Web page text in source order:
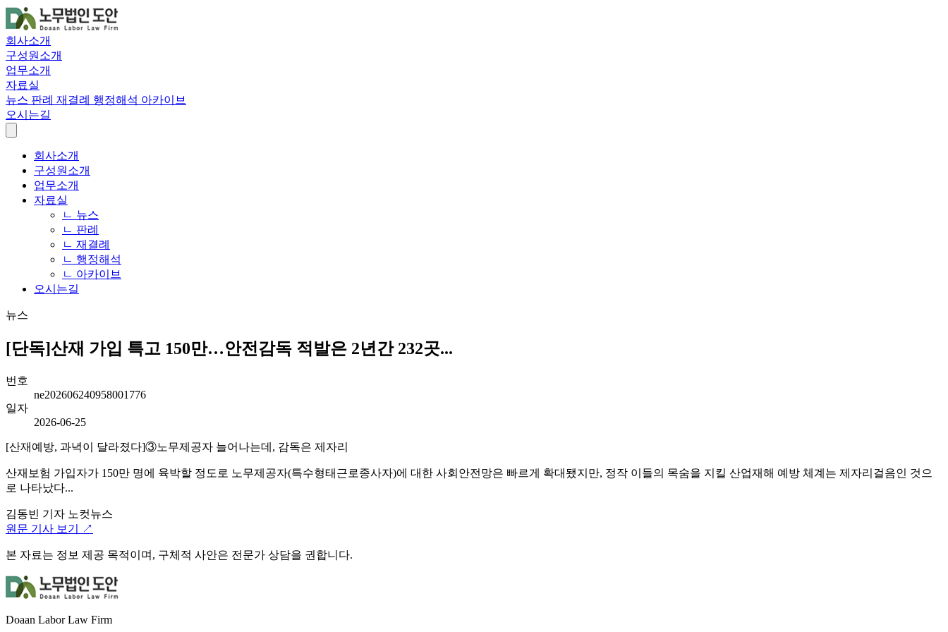
회사소개
구성원소개
업무소개
자료실
뉴스 판례 재결례 행정해석 아카이브
오시는길
회사소개
구성원소개
업무소개
자료실
ㄴ 뉴스
ㄴ 판례
ㄴ 재결례
ㄴ 행정해석
ㄴ 아카이브
오시는길
뉴스
[단독]산재 가입 특고 150만…안전감독 적발은 2년간 232곳...
번호
ne202606240958001776
일자
2026-06-25
[산재예방, 과녁이 달라졌다]③노무제공자 늘어나는데, 감독은 제자리
산재보험 가입자가 150만 명에 육박할 정도로 노무제공자(특수형태근로종사자)에 대한 사회안전망은 빠르게 확대됐지만, 정작 이들의 목숨을 지킬 산업재해 예방 체계는 제자리걸음인 것으
로 나타났다...
김동빈 기자 노컷뉴스
원문 기사 보기 ↗
본 자료는 정보 제공 목적이며, 구체적 사안은 전문가 상담을 권합니다.
Doaan Labor Law Firm